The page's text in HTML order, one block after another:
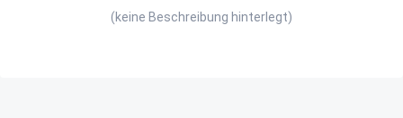
(keine Beschreibung hinterlegt)